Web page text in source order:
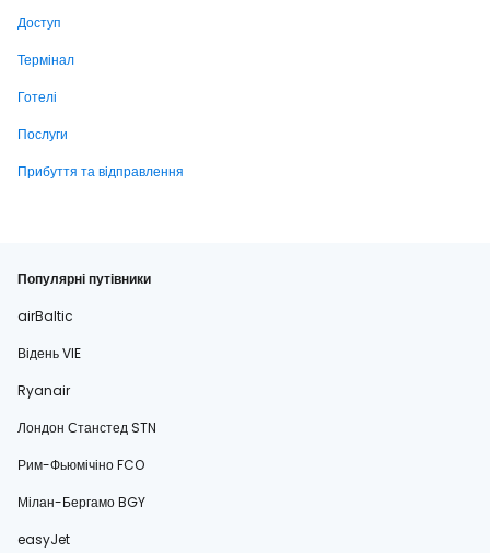
Доступ
Термінал
Готелі
Послуги
Прибуття та відправлення
Популярні путівники
airBaltic
Відень VIE
Ryanair
Лондон Станстед STN
Рим-Фьюмічіно FCO
Мілан-Бергамо BGY
easyJet